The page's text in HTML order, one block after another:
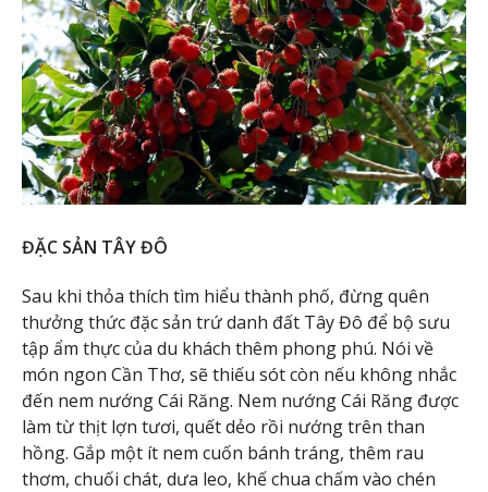
ĐẶC SẢN TÂY ĐÔ
Sau khi thỏa thích tìm hiểu thành phố, đừng quên
thưởng thức đặc sản trứ danh đất Tây Đô để bộ sưu
tập ẩm thực của du khách thêm phong phú. Nói về
món ngon Cần Thơ, sẽ thiếu sót còn nếu không nhắc
đến nem nướng Cái Răng. Nem nướng Cái Răng được
làm từ thịt lợn tươi, quết dẻo rồi nướng trên than
hồng. Gắp một ít nem cuốn bánh tráng, thêm rau
thơm, chuối chát, dưa leo, khế chua chấm vào chén